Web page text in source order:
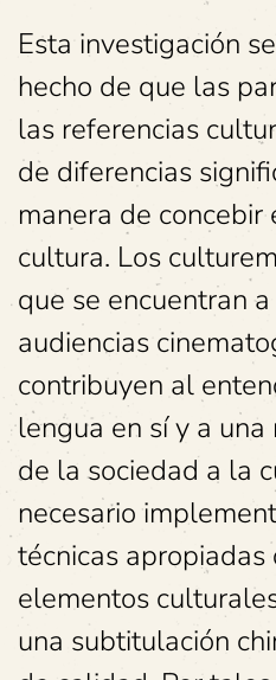
Esta investigación
hecho de que las
las referencias
de diferencias
manera de concebir
cultura. Los
que se encuentran
audiencias
contribuyen al
lengua en sí y a
de la sociedad a la
necesario
técnicas
elementos
una subtitulación